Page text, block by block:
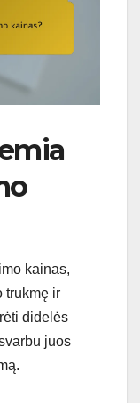
kainas,
trukmę ir
didelės
juos